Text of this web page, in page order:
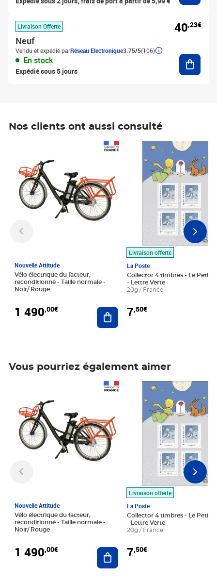
Livraison Offerte
Neuf
Vendu et expédié parRéseau Electronique3.75/5(106)
En stock
Expédié sous 5 jours
40,23€
Nos clients ont aussi consulté
Nouvelle Attitude
Vélo électrique du facteur,
reconditionné - Taille normale -
Noir/ Rouge
1 490,00€ Ajouter au panier
Livraison offerte
La Poste
Collector 4 timbres - Le Petit
- Lettre Verte
20g / France
7,50€
Prix 7,50€
Vous pourriez également aimer
Nouvelle Attitude
Vélo électrique du facteur,
reconditionné - Taille normale -
Noir/ Rouge
1 490,00€ Ajouter au panier
Livraison offerte
La Poste
Collector 4 timbres - Le Petit
- Lettre Verte
20g / France
7,50€
Prix 7,50€